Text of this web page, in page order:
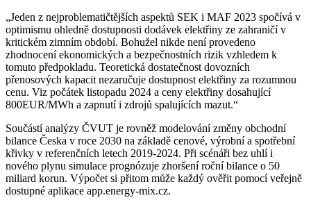
„Jeden z nejproblematičtějších aspektů SEK i MAF 2023 spočívá v
optimismu ohledně dostupnosti dodávek elektřiny ze zahraničí v
kritickém zimním období. Bohužel nikde není provedeno
zhodnocení ekonomických a bezpečnostních rizik vzhledem k
tomuto předpokladu. Teoretická dostatečnost dovozních
přenosových kapacit nezaručuje dostupnost elektřiny za rozumnou
cenu. Viz počátek listopadu 2024 a ceny elektřiny dosahující
800EUR/MWh a zapnutí i zdrojů spalujících mazut.“
Součástí analýzy ČVUT je rovněž modelování změny obchodní
bilance Česka v roce 2030 na základě cenové, výrobní a spotřební
křivky v referenčních letech 2019-2024. Při scénáři bez uhlí i
nového plynu simulace prognózuje zhoršení roční bilance o 50
miliard korun. Výpočet si přitom může každý ověřit pomocí veřejně
dostupné aplikace app.energy-mix.cz.